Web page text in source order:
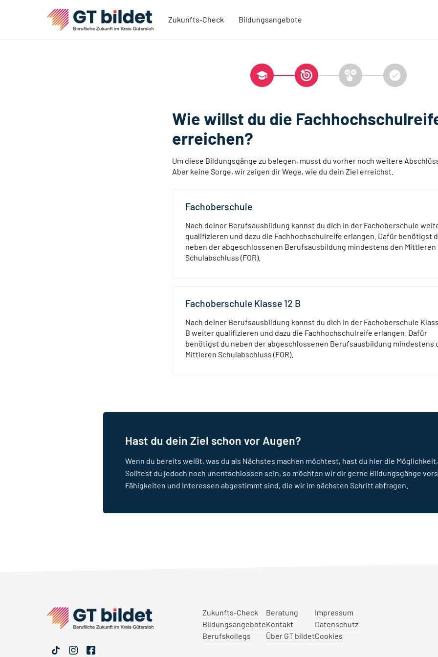
Zukunfts-Check Bildungsangebote
Wie willst du die
erreichen?
Um diese Bildungsgänge zu belegen, musst du vorher noch weitere
Aber keine Sorge, wir zeigen dir Wege, wie du dein Ziel erreichst.
Fachoberschule
Nach deiner Berufsausbildung kannst du dich in der Fachoberschule
qualifizieren und dazu die Fachhochschulreife erlangen. Dafür benötigst
neben der abgeschlossenen Berufsausbildung mindestens den Mittleren
Schulabschluss (FOR).
Fachoberschule Klasse 12 B
Nach deiner Berufsausbildung kannst du dich in der Fachoberschule
B weiter qualifizieren und dazu die Fachhochschulreife erlangen. Dafür
benötigst du neben der abgeschlossenen Berufsausbildung mindestens
Mittleren Schulabschluss (FOR).
Hast du dein Ziel schon vor Augen?
Wenn du bereits weißt, was du als Nächstes machen möchtest, hast du hier die
Solltest du jedoch noch unentschlossen sein, so möchten wir dir gerne Bildungsgänge
Fähigkeiten und Interessen abgestimmt sind, die wir im nächsten Schritt abfragen.
Zukunfts-Check
Bildungsangebote
Berufskollegs
Beratung
Kontakt
Über GT bildet
Impressum
Datenschutz
Cookies